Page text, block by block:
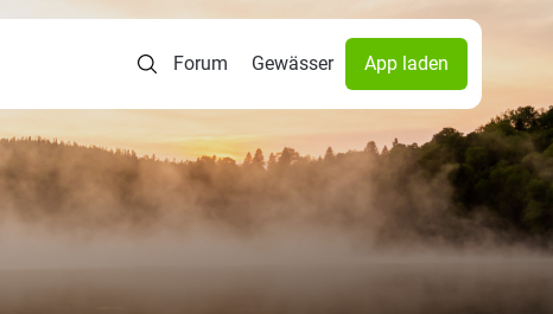
Forum Gewässer App laden